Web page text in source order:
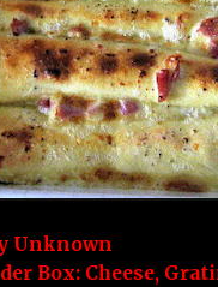
Unknown
Box: Cheese,